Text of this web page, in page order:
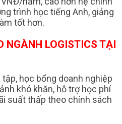
trình học tiếng Anh, giảng
tốt hơn.
NGÀNH LOGISTICS TẠI
học bổng doanh nghiệp
khó khăn, hỗ trợ học phí
suất thấp theo chính sách